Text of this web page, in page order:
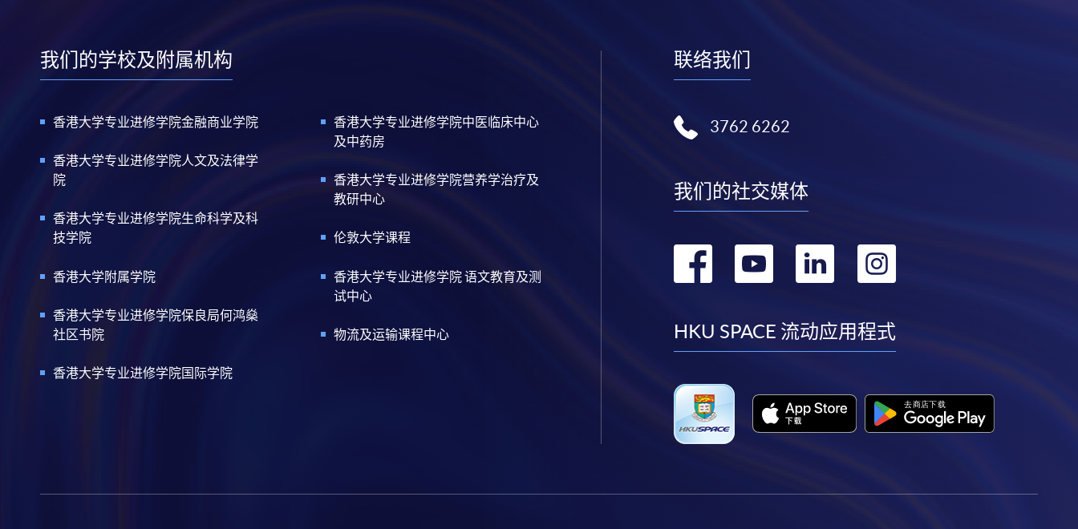
我们的学校及附属机构
香港大学专业进修学院金融商业学院
香港大学专业进修学院人文及法律学
院
香港大学专业进修学院生命科学及科
技学院
香港大学附属学院
香港大学专业进修学院保良局何鸿燊
社区书院
香港大学专业进修学院国际学院
香港大学专业进修学院中医临床中心
及中药房
香港大学专业进修学院营养学治疗及
教研中心
伦敦大学课程
香港大学专业进修学院 语文教育及测
试中心
物流及运输课程中心
联络我们
3762 6262
我们的社交媒体
转
facebook
转
youtube
转
linkedin
转
instagram
HKU SPACE 流动应用程式